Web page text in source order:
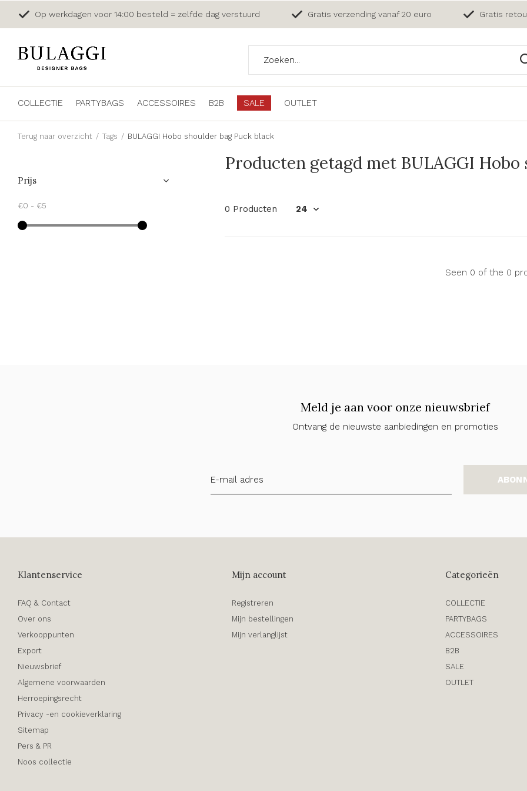
COLLECTIE PARTYBAGS ACCESSOIRES B2B SALE OUTLET
Op werkdagen voor 14:00 besteld = zelfde dag verstuurd Gratis verzending vanaf 20 euro Gratis
Terug naar overzicht Tags BULAGGI Hobo shoulder bag Puck black
Producten getagd met BULAGGI
0 Producten
Seen 0 of the 0
Prijs
€0 - €5
Meld je aan voor onze nieuwsbrief
Ontvang de nieuwste aanbiedingen en promoties
Klantenservice
FAQ & Contact
Over ons
Verkooppunten
Export
Nieuwsbrief
Algemene voorwaarden
Herroepingsrecht
Privacy -en cookieverklaring
Sitemap
Pers & PR
Noos collectie
Mijn account
Registreren
Mijn bestellingen
Mijn verlanglijst
Categorieën
COLLECTIE
PARTYBAGS
ACCESSOIRES
B2B
SALE
OUTLET